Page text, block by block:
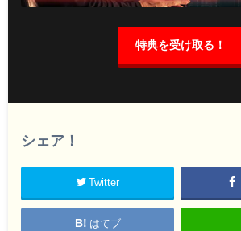
特典を受け取る！
シェア！
Twitter
はてブ